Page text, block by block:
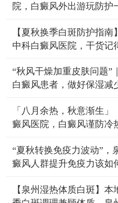
院，白癜风外出游玩防护
【夏秋换季白斑防护指
中科白癜风医院，干货记
“秋风干燥加重皮肤问题”
白癜风患者，做好保湿减
「八月余热，秋意渐生
癜风医院，白癜风谨防冷
“夏秋转换免疫力波动”，
癜风人群提升免疫力该如
【泉州湿热体质白斑】